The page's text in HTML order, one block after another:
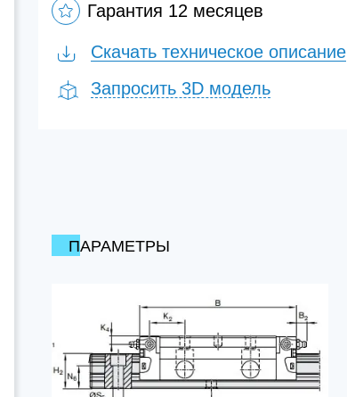
Гарантия 12 месяцев
Скачать техническое описание
Запросить 3D модель
ПАРАМЕТРЫ